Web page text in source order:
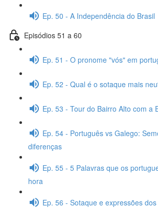
Ep. 50 - A Independência do Brasil
Episódios 51 a 60
Ep. 51 - O pronome "vós" em
Ep. 52 - Qual é o sotaque mais
Ep. 53 - Tour do Bairro Alto com a
Ep. 54 - Português vs Galego:
diferenças
Ep. 55 - 5 Palavras que os
hora
Ep. 56 - Sotaque e expressões